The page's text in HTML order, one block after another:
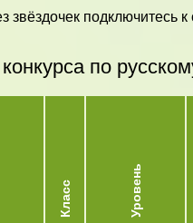
подключитесь к
по
Класс Уровень